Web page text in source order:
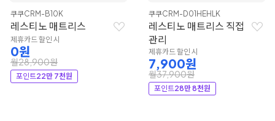
쿠쿠CRM-B10K
레스티노 매트리스
제휴카드 할인 시
0원
월28,900원
포인트22만 7천원
쿠쿠CRM-D01HEHLK
레스티노 매트리스 직접
관리
제휴카드 할인 시
7,900원
월37,900원
포인트28만 8천원